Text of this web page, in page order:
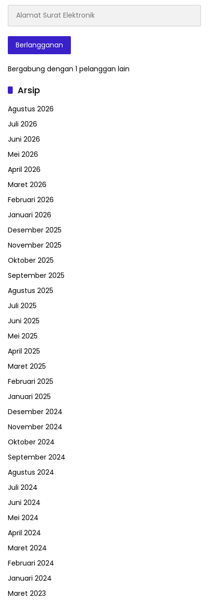
Surat
Elektronik
Berlangganan
Bergabung dengan 1 pelanggan lain
Arsip
Agustus 2026
Juli 2026
Juni 2026
Mei 2026
April 2026
Maret 2026
Februari 2026
Januari 2026
Desember 2025
November 2025
Oktober 2025
September 2025
Agustus 2025
Juli 2025
Juni 2025
Mei 2025
April 2025
Maret 2025
Februari 2025
Januari 2025
Desember 2024
November 2024
Oktober 2024
September 2024
Agustus 2024
Juli 2024
Juni 2024
Mei 2024
April 2024
Maret 2024
Februari 2024
Januari 2024
Maret 2023